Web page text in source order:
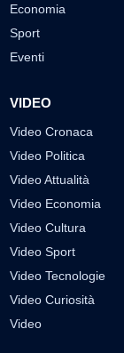
Economia
Sport
Eventi
VIDEO
Video Cronaca
Video Politica
Video Attualità
Video Economia
Video Cultura
Video Sport
Video Tecnologie
Video Curiosità
Video